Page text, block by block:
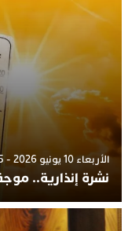
الأربعاء 10 يونيو 2026 - 1:05
نشرة إنذارية..